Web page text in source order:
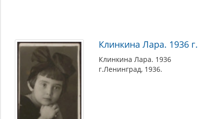
Клинкина Лара. 1936 г.
Клинкина Лара. 1936
г.Ленинград, 1936.